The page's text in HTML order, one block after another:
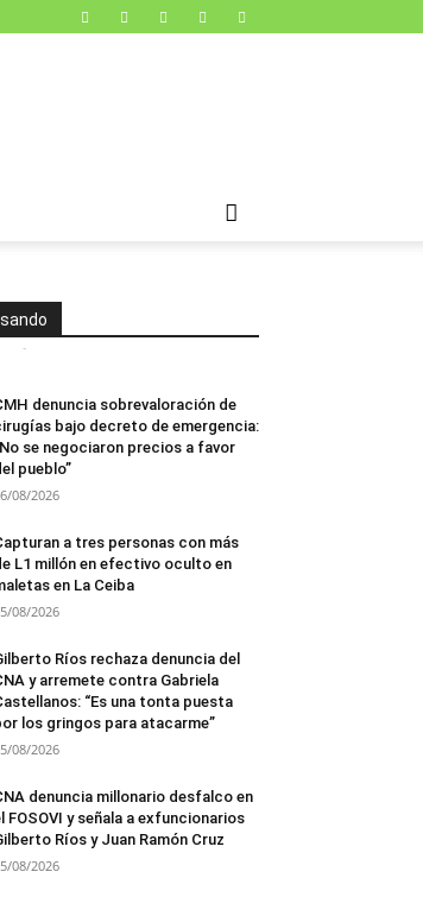
-
denuncia sobrevaloración de
bajo decreto de emergencia:
se negociaron precios a favor
pueblo”
08/2026
a tres personas con más
L1 millón en efectivo oculto en
en La Ceiba
08/2026
Ríos rechaza denuncia del
y arremete contra Gabriela
“Es una tonta puesta
los gringos para atacarme”
08/2026
denuncia millonario desfalco en
FOSOVI y señala a exfuncionarios
Ríos y Juan Ramón Cruz
08/2026